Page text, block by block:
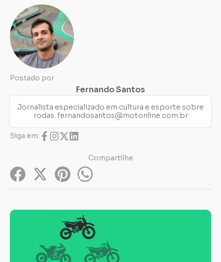
Postado por
Fernando Santos
Jornalista especializado em cultura e esporte sobre
rodas. fernandosantos@motonline.com.br
Siga em:
Compartilhe